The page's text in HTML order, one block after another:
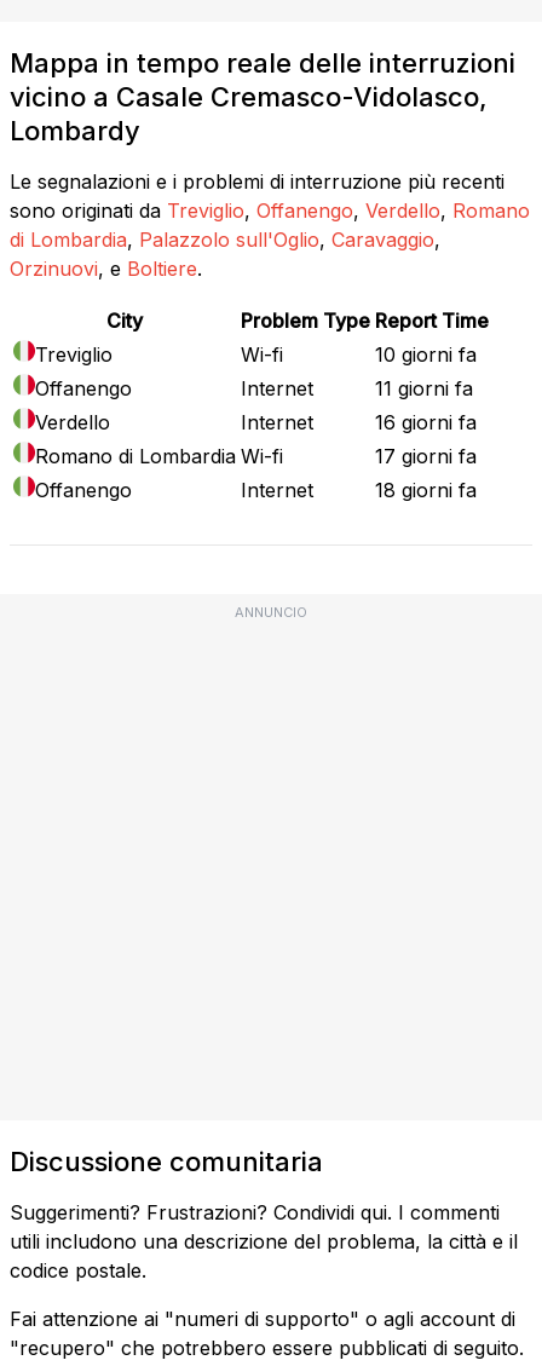
Mappa in tempo reale delle interruzioni
vicino a Casale Cremasco-Vidolasco,
Lombardy
Le segnalazioni e i problemi di interruzione più recenti
sono originati da Treviglio, Offanengo, Verdello, Romano
di Lombardia, Palazzolo sull'Oglio, Caravaggio,
Orzinuovi, e Boltiere.
City Problem Type Report Time
Treviglio
Wi-fi
10 giorni fa
Offanengo
Internet
11 giorni fa
Verdello
Internet
16 giorni fa
Romano di Lombardia Wi-fi
17 giorni fa
Offanengo
Internet 18 giorni fa
ANNUNCIO
Discussione comunitaria
Suggerimenti? Frustrazioni? Condividi qui. I commenti
utili includono una descrizione del problema, la città e il
codice postale.
Fai attenzione ai "numeri di supporto" o agli account di
"recupero" che potrebbero essere pubblicati di seguito.